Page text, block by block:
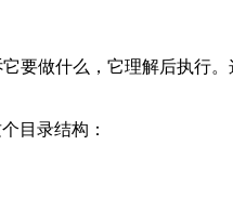
要做什么，它理解后执行
目录结构：